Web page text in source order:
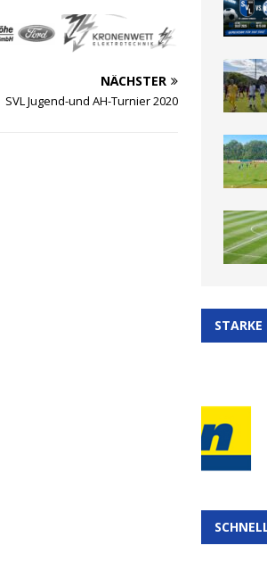
NÄCHSTER
SVL Jugend-und AH-Turnier 2020